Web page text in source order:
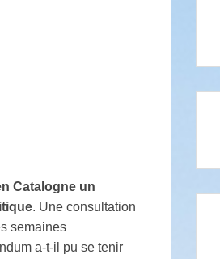
Catalogne un
. Une consultation
semaines
a-t-il pu se tenir